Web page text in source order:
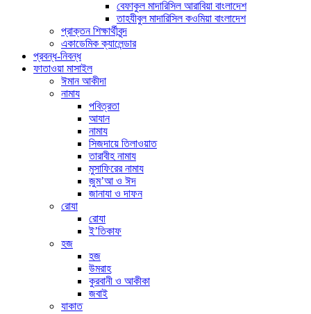
বেফাকুল মাদারিসিল আরাবিয়া বাংলাদেশ
তাহযীবুল মাদারিসিল কওমিয়া বাংলাদেশ
প্রাক্তন শিক্ষার্থীবৃন্দ
একাডেমিক ক্যালেন্ডার
প্রবন্ধ-নিবন্ধ
ফাতাওয়া মাসাইল
ঈমান আকীদা
নামায
পবিত্রতা
আযান
নামায
সিজদায়ে তিলাওয়াত
তারাবীহ নামায
মুসাফিরের নামায
জুম’আ ও ঈদ
জানাযা ও দাফন
রোযা
রোযা
ই’তিকাফ
হজ
হজ
উমরাহ
কুরবানী ও আকীকা
জবাই
যাকাত